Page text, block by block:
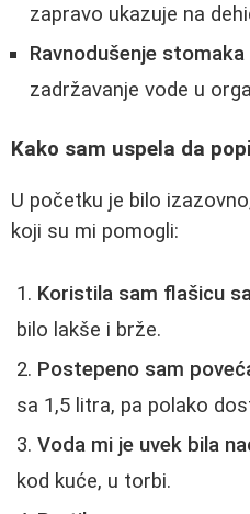
zapravo ukazuje na
Ravnodušenje stomaka
zadržavanje vode u
Kako sam uspela da
U početku je bilo
koji su mi pomogli:
Koristila sam flašicu
bilo lakše i brže.
Postepeno sam
sa 1,5 litra, pa polako
Voda mi je uvek bila
kod kuće, u torbi.